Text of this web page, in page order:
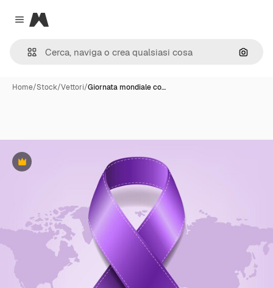
Close menu
Magnific
Cerca
Home/Stock/Vettori/Giornata mondiale co…
Premium